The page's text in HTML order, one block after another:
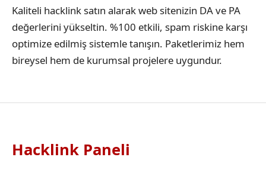
Kaliteli hacklink satın alarak web sitenizin DA ve PA
değerlerini yükseltin. %100 etkili, spam riskine karşı
optimize edilmiş sistemle tanışın. Paketlerimiz hem
bireysel hem de kurumsal projelere uygundur.
Hacklink Paneli